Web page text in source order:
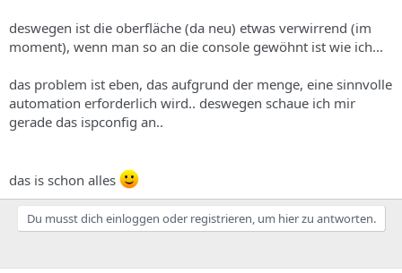
deswegen ist die oberfläche (da neu) etwas verwirrend (im
moment), wenn man so an die console gewöhnt ist wie ich...
das problem ist eben, das aufgrund der menge, eine sinnvolle
automation erforderlich wird.. deswegen schaue ich mir
gerade das ispconfig an..
das is schon alles
Du musst dich einloggen oder registrieren, um hier zu antworten.